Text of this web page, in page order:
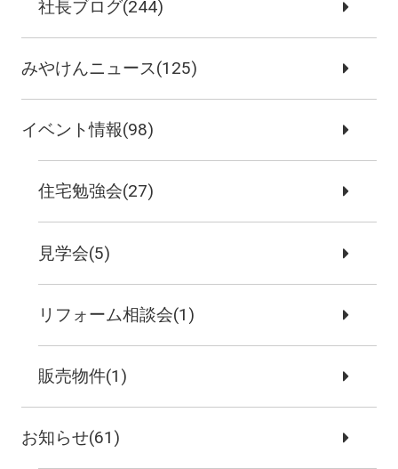
社長ブログ(244)
みやけんニュース(125)
イベント情報(98)
住宅勉強会(27)
見学会(5)
リフォーム相談会(1)
販売物件(1)
お知らせ(61)